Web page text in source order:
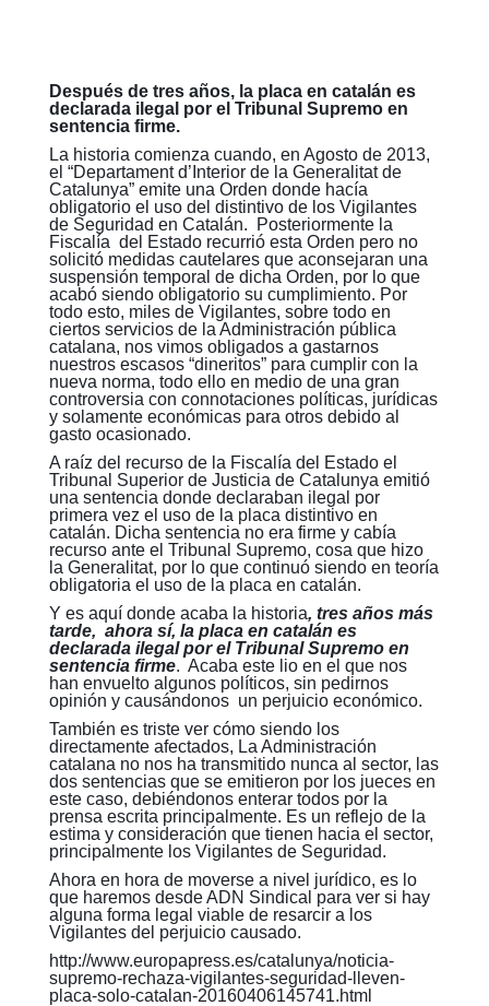
Después de tres años, la placa en catalán es
declarada ilegal por el Tribunal Supremo en
sentencia firme.
La historia comienza cuando, en Agosto de 2013,
el “Departament d’Interior de la Generalitat de
Catalunya” emite una Orden donde hacía
obligatorio el uso del distintivo de los Vigilantes
de Seguridad en Catalán. Posteriormente la
Fiscalía del Estado recurrió esta Orden pero no
solicitó medidas cautelares que aconsejaran una
suspensión temporal de dicha Orden, por lo que
acabó siendo obligatorio su cumplimiento. Por
todo esto, miles de Vigilantes, sobre todo en
ciertos servicios de la Administración pública
catalana, nos vimos obligados a gastarnos
nuestros escasos “dineritos” para cumplir con la
nueva norma, todo ello en medio de una gran
controversia con connotaciones políticas, jurídicas
y solamente económicas para otros debido al
gasto ocasionado.
A raíz del recurso de la Fiscalía del Estado el
Tribunal Superior de Justicia de Catalunya emitió
una sentencia donde declaraban ilegal por
primera vez el uso de la placa distintivo en
catalán. Dicha sentencia no era firme y cabía
recurso ante el Tribunal Supremo, cosa que hizo
la Generalitat, por lo que continuó siendo en teoría
obligatoria el uso de la placa en catalán.
Y es aquí donde acaba la historia, tres años más
tarde, ahora sí, la placa en catalán es
declarada ilegal por el Tribunal Supremo en
sentencia firme. Acaba este lio en el que nos
han envuelto algunos políticos, sin pedirnos
opinión y causándonos un perjuicio económico.
También es triste ver cómo siendo los
directamente afectados, La Administración
catalana no nos ha transmitido nunca al sector, las
dos sentencias que se emitieron por los jueces en
este caso, debiéndonos enterar todos por la
prensa escrita principalmente. Es un reflejo de la
estima y consideración que tienen hacia el sector,
principalmente los Vigilantes de Seguridad.
Ahora en hora de moverse a nivel jurídico, es lo
que haremos desde ADN Sindical para ver si hay
alguna forma legal viable de resarcir a los
Vigilantes del perjuicio causado.
http://www.europapress.es/catalunya/noticia-
supremo-rechaza-vigilantes-seguridad-lleven-
placa-solo-catalan-20160406145741.html